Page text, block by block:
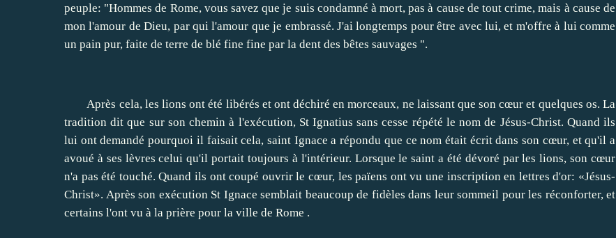
peuple: "Hommes de Rome, vous savez que je suis condamné à mort, pas à cause de tout crime, mais à cause de
mon l'amour de Dieu, par qui l'amour que je embrassé. J'ai longtemps pour être avec lui, et m'offre à lui comme
un pain pur, faite de terre de blé fine fine par la dent des bêtes sauvages ".
Après cela, les lions ont été libérés et ont déchiré en morceaux, ne laissant que son cœur et quelques os. La
tradition dit que sur son chemin à l'exécution, St Ignatius sans cesse répété le nom de Jésus-Christ. Quand ils
lui ont demandé pourquoi il faisait cela, saint Ignace a répondu que ce nom était écrit dans son cœur, et qu'il a
avoué à ses lèvres celui qu'il portait toujours à l'intérieur. Lorsque le saint a été dévoré par les lions, son cœur
n'a pas été touché. Quand ils ont coupé ouvrir le cœur, les païens ont vu une inscription en lettres d'or: «Jésus-
Christ». Après son exécution St Ignace semblait beaucoup de fidèles dans leur sommeil pour les réconforter, et
certains l'ont vu à la prière pour la ville de Rome .